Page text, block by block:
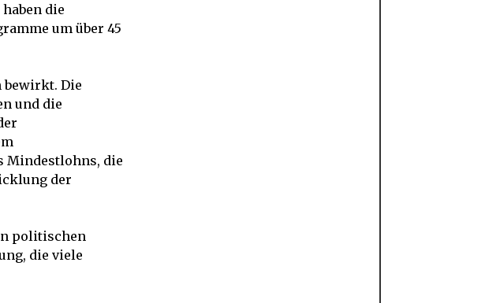
die
um über 45
bewirkt. Die
und die
Mindestlohns, die
der
politischen
die viele